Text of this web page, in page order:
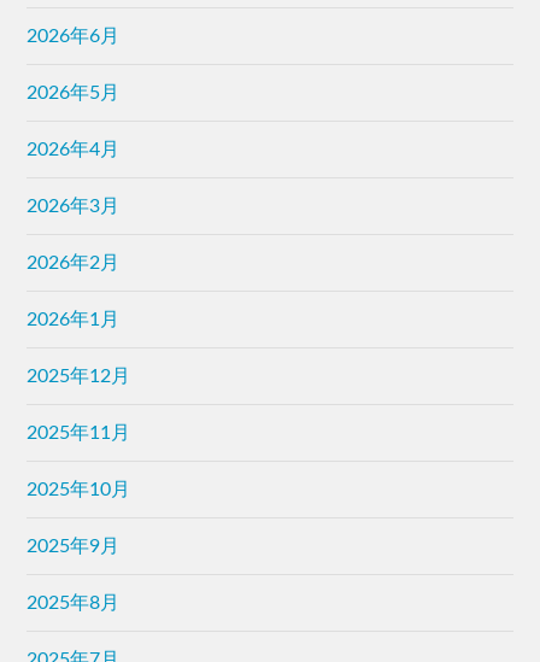
2026年6月
2026年5月
2026年4月
2026年3月
2026年2月
2026年1月
2025年12月
2025年11月
2025年10月
2025年9月
2025年8月